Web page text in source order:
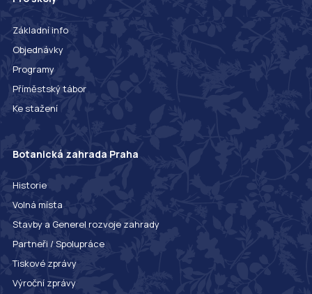
Základní info
Objednávky
Programy
Příměstský tábor
Ke stažení
Botanická zahrada Praha
Historie
Volná místa
Stavby a Generel rozvoje zahrady
Partneři / Spolupráce
Tiskové zprávy
Výroční zprávy